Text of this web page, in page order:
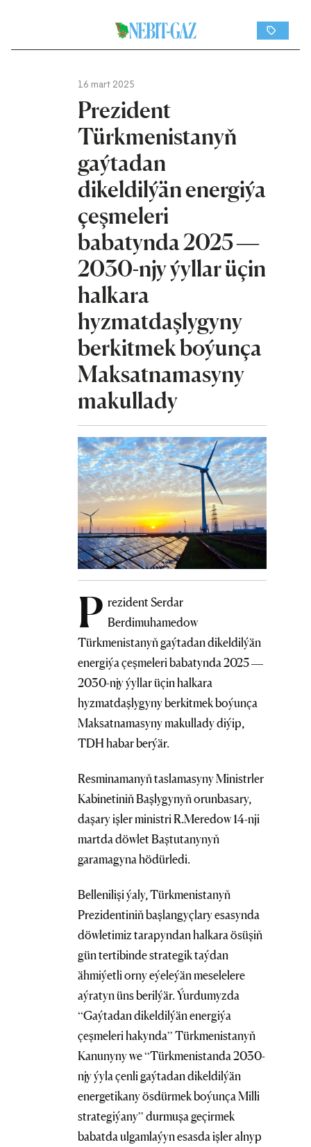
16 mart 2025
Prezident
Türkmenistanyň
gaýtadan
dikeldilýän energiýa
çeşmeleri
babatynda 2025 —
2030-njy ýyllar üçin
halkara
hyzmatdaşlygyny
berkitmek boýunça
Maksatnamasyny
makullady
P rezident Serdar
Berdimuhamedow
Türkmenistanyň gaýtadan dikeldilýän
energiýa çeşmeleri babatynda 2025 —
2030-njy ýyllar üçin halkara
hyzmatdaşlygyny berkitmek boýunça
Maksatnamasyny makullady diýip,
TDH habar berýär.
Resminamanyň taslamasyny Ministrler
Kabinetiniň Başlygynyň orunbasary,
daşary işler ministri R.Meredow 14-nji
martda döwlet Baştutanynyň
garamagyna hödürledi.
Bellenilişi ýaly, Türkmenistanyň
Prezidentiniň başlangyçlary esasynda
döwletimiz tarapyndan halkara ösüşiň
gün tertibinde strategik taýdan
ähmiýetli orny eýeleýän meselelere
aýratyn üns berilýär. Ýurdumyzda
“Gaýtadan dikeldilýän energiýa
çeşmeleri hakynda” Türkmenistanyň
Kanunyny we “Türkmenistanda 2030-
njy ýyla çenli gaýtadan dikeldilýän
energetikany ösdürmek boýunça Milli
strategiýany” durmuşa geçirmek
babatda ulgamlaýyn esasda işler alnyp